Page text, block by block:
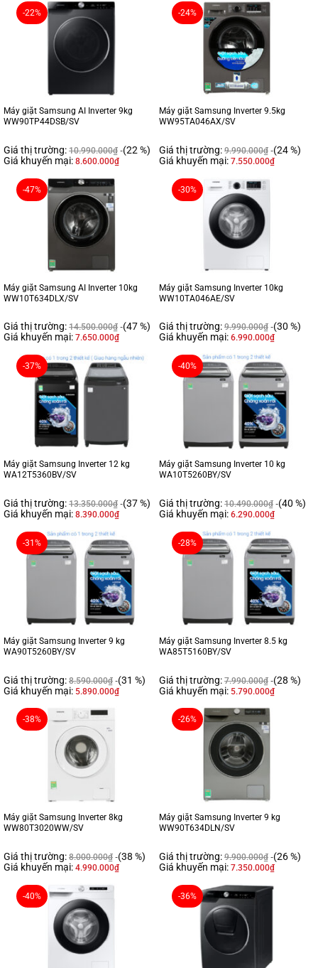
-22%
Máy giặt Samsung AI Inverter 9kg
WW90TP44DSB/SV
Giá thị trường: 10.990.000₫ (22 %)
Giá khuyến mại: 8.600.000₫
-24%
Máy giặt Samsung Inverter 9.5kg
WW95TA046AX/SV
Giá thị trường: 9.990.000₫ (24 %)
Giá khuyến mại: 7.550.000₫
-47%
Máy giặt Samsung AI Inverter 10kg
WW10T634DLX/SV
Giá thị trường: 14.500.000₫ (47 %)
Giá khuyến mại: 7.650.000₫
-30%
Máy giặt Samsung Inverter 10kg
WW10TA046AE/SV
Giá thị trường: 9.990.000₫ (30 %)
Giá khuyến mại: 6.990.000₫
-37%
Máy giặt Samsung Inverter 12 kg
WA12T5360BV/SV
Giá thị trường: 13.350.000₫ (37 %)
Giá khuyến mại: 8.390.000₫
-40%
Máy giặt Samsung Inverter 10 kg
WA10T5260BY/SV
Giá thị trường: 10.490.000₫ (40 %)
Giá khuyến mại: 6.290.000₫
-31%
Máy giặt Samsung Inverter 9 kg
WA90T5260BY/SV
Giá thị trường: 8.590.000₫ (31 %)
Giá khuyến mại: 5.890.000₫
-28%
Máy giặt Samsung Inverter 8.5 kg
WA85T5160BY/SV
Giá thị trường: 7.990.000₫ (28 %)
Giá khuyến mại: 5.790.000₫
-38%
Máy giặt Samsung Inverter 8kg
WW80T3020WW/SV
Giá thị trường: 8.000.000₫ (38 %)
Giá khuyến mại: 4.990.000₫
-26%
Máy giặt Samsung Inverter 9 kg
WW90T634DLN/SV
Giá thị trường: 9.900.000₫ (26 %)
Giá khuyến mại: 7.350.000₫
-40% -36%